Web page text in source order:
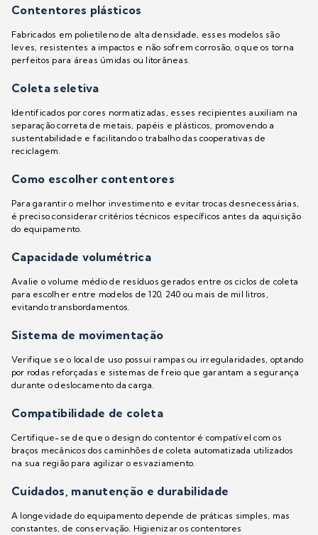
Contentores plásticos
Fabricados em polietileno de alta densidade, esses modelos são
leves, resistentes a impactos e não sofrem corrosão, o que os torna
perfeitos para áreas úmidas ou litorâneas.
Coleta seletiva
Identificados por cores normatizadas, esses recipientes auxiliam na
separação correta de metais, papéis e plásticos, promovendo a
sustentabilidade e facilitando o trabalho das cooperativas de
reciclagem.
Como escolher contentores
Para garantir o melhor investimento e evitar trocas desnecessárias,
é preciso considerar critérios técnicos específicos antes da aquisição
do equipamento.
Capacidade volumétrica
Avalie o volume médio de resíduos gerados entre os ciclos de coleta
para escolher entre modelos de 120, 240 ou mais de mil litros,
evitando transbordamentos.
Sistema de movimentação
Verifique se o local de uso possui rampas ou irregularidades, optando
por rodas reforçadas e sistemas de freio que garantam a segurança
durante o deslocamento da carga.
Compatibilidade de coleta
Certifique-se de que o design do contentor é compatível com os
braços mecânicos dos caminhões de coleta automatizada utilizados
na sua região para agilizar o esvaziamento.
Cuidados, manutenção e durabilidade
A longevidade do equipamento depende de práticas simples, mas
constantes, de conservação. Higienizar os contentores